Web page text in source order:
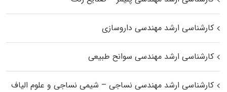
کارشناسی ارشد مهندسی داروسازی
کارشناسی ارشد مهندسی سوانح طبیعی
کارشناسی ارشد مهندسی نساجی – شیمی نساجی و علوم الیاف